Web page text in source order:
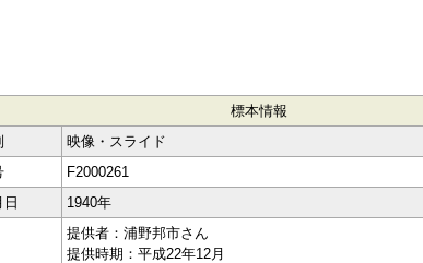
標本情報
映像・スライド
F2000261
1940年
提供者：浦野邦市さん
提供時期：平成22年12月